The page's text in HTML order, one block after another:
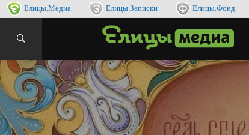
Елицы.Медиа Елицы.Записки Елицы.Фонд